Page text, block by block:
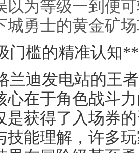
以为等级一到便
城勇士的黄金矿
门槛的精准认知**
兰迪发电站的王
心在于角色战斗
是获得了入场券
技能理解，许多